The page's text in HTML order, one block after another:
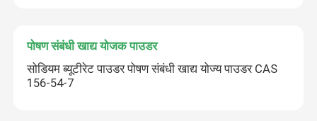
पोषण संबंधी खाद्य योजक पाउडर
सोडियम ब्यूटीरेट पाउडर पोषण संबंधी खाद्य योज्य पाउडर CAS
156-54-7